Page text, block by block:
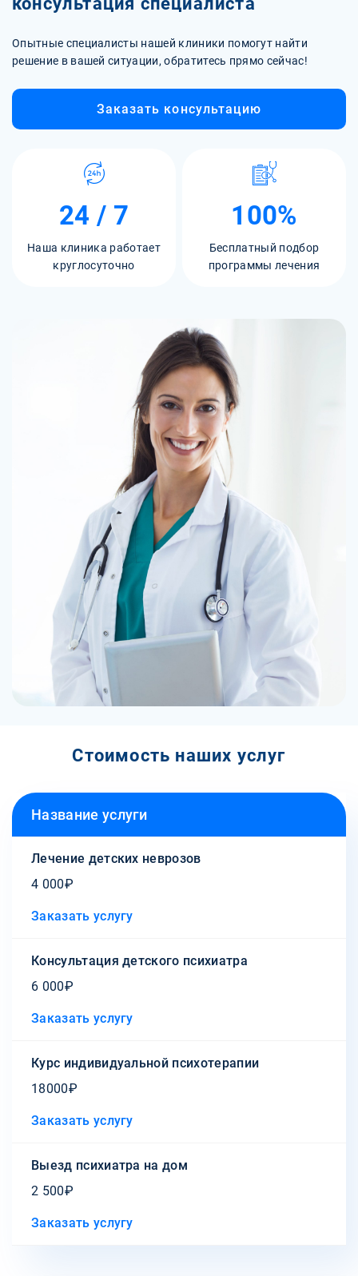
Опытные специалисты нашей клиники помогут найти
решение в вашей ситуации, обратитесь прямо сейчас!
Заказать консультацию
24 / 7
Наша клиника работает
круглосуточно
100%
Бесплатный подбор
программы лечения
Стоимость наших услуг
Название услуги
Лечение детских неврозов
4 000₽
Заказать услугу
Консультация детского психиатра
6 000₽
Заказать услугу
Курс индивидуальной психотерапии
18000₽
Заказать услугу
Выезд психиатра на дом
2 500₽
Заказать услугу